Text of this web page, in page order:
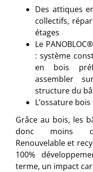
Des attiques
collectifs,
étages
Le
: système
en bois
assembler
structure du
L’ossature
Grâce au bois, les
donc moins
Renouvelable et
100%
terme, un impact